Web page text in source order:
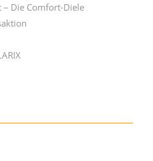
– Die Comfort-Diele